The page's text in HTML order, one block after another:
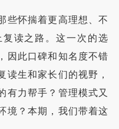
怀揣着更高理想、不
读之路。这一次的选
因此口碑和知名度不错
读生和家长们的视野，
有力帮手？管理模式又
境？本期，我们带着这